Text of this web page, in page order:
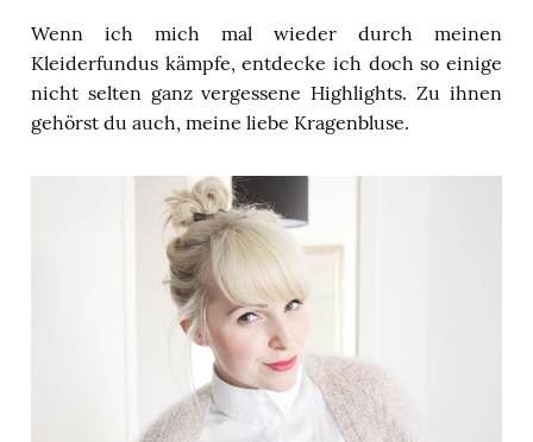
Wenn ich mich mal wieder durch meinen
Kleiderfundus kämpfe, entdecke ich doch so einige
nicht selten ganz vergessene Highlights. Zu ihnen
gehörst du auch, meine liebe Kragenbluse.